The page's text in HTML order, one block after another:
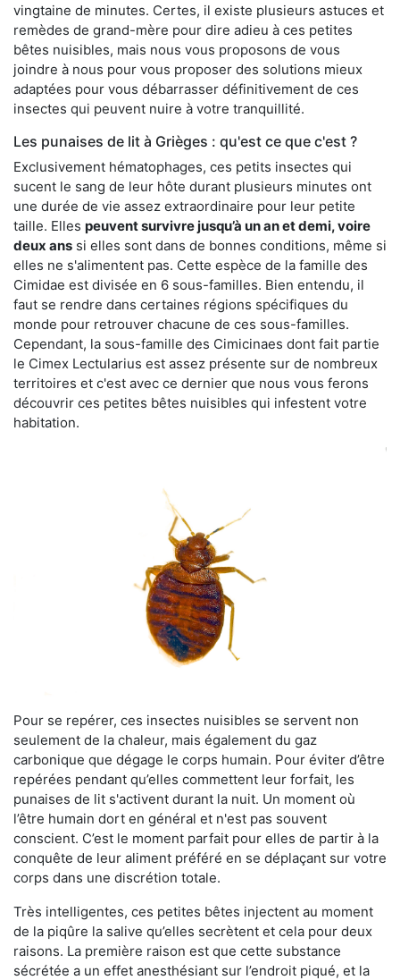
vingtaine de minutes. Certes, il existe plusieurs astuces et
remèdes de grand-mère pour dire adieu à ces petites
bêtes nuisibles, mais nous vous proposons de vous
joindre à nous pour vous proposer des solutions mieux
adaptées pour vous débarrasser définitivement de ces
insectes qui peuvent nuire à votre tranquillité.
Les punaises de lit à Grièges : qu'est ce que c'est ?
Exclusivement hématophages, ces petits insectes qui
sucent le sang de leur hôte durant plusieurs minutes ont
une durée de vie assez extraordinaire pour leur petite
taille. Elles peuvent survivre jusqu’à un an et demi, voire
deux ans si elles sont dans de bonnes conditions, même si
elles ne s'alimentent pas. Cette espèce de la famille des
Cimidae est divisée en 6 sous-familles. Bien entendu, il
faut se rendre dans certaines régions spécifiques du
monde pour retrouver chacune de ces sous-familles.
Cependant, la sous-famille des Cimicinaes dont fait partie
le Cimex Lectularius est assez présente sur de nombreux
territoires et c'est avec ce dernier que nous vous ferons
découvrir ces petites bêtes nuisibles qui infestent votre
habitation.
Pour se repérer, ces insectes nuisibles se servent non
seulement de la chaleur, mais également du gaz
carbonique que dégage le corps humain. Pour éviter d’être
repérées pendant qu’elles commettent leur forfait, les
punaises de lit s'activent durant la nuit. Un moment où
l’être humain dort en général et n'est pas souvent
conscient. C’est le moment parfait pour elles de partir à la
conquête de leur aliment préféré en se déplaçant sur votre
corps dans une discrétion totale.
Très intelligentes, ces petites bêtes injectent au moment
de la piqûre la salive qu’elles secrètent et cela pour deux
raisons. La première raison est que cette substance
sécrétée a un effet anesthésiant sur l’endroit piqué, et la